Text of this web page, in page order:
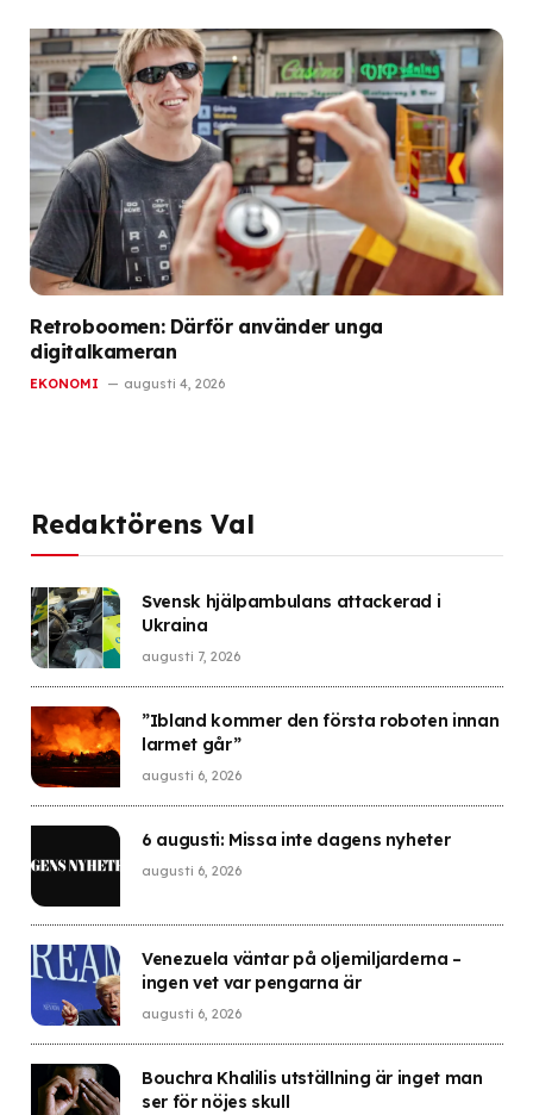
Retroboomen: Därför använder unga
digitalkameran
EKONOMI augusti 4, 2026
Redaktörens Val
Svensk hjälpambulans attackerad i
Ukraina
augusti 7, 2026
”Ibland kommer den första roboten innan
larmet går”
augusti 6, 2026
6 augusti: Missa inte dagens nyheter
augusti 6, 2026
Venezuela väntar på oljemiljarderna –
ingen vet var pengarna är
augusti 6, 2026
Bouchra Khalilis utställning är inget man
ser för nöjes skull